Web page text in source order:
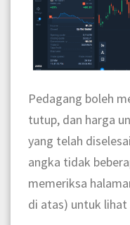
Pedagang boleh
tutup, dan harga
yang telah
angka tidak
memeriksa
di atas) untuk lihat